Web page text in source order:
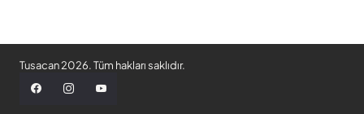
Tusacan 2026. Tüm hakları saklıdır.